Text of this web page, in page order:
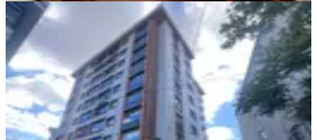
YENİ
Eyüp Çırçırda Metronun Yanında
Butik Sitede 2+1 Kiralık
Eyüpsultan, Çırçır Mahallesi
2+1·95 m²· 1. Kat· 06.08.2026
45.000 ₺